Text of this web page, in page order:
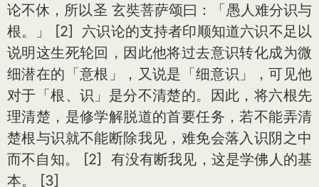
论不休，所以圣 玄奘菩萨颂曰：「愚人难分识与
根。」 [2] 六识论的支持者印顺知道六识不足以
说明这生死轮回，因此他将过去意识转化成为微
细潜在的「意根」，又说是「细意识」，可见他
对于「根、识」是分不清楚的。因此，将六根先
理清楚，是修学解脱道的首要任务，若不能弄清
楚根与识就不能断除我见，难免会落入识阴之中
而不自知。 [2] 有没有断我见，这是学佛人的基
本。 [3]